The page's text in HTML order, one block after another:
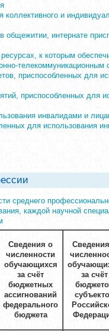
и
интернате
к которым
телекоммуникационным
приспособленных для
приспособленных для
инвалидами и
для использования
среднего
каждой научной
Сведения о
численности
обучающихся
за счёт
бюджетных
ассигнований
федерального
бюджета
за счёт